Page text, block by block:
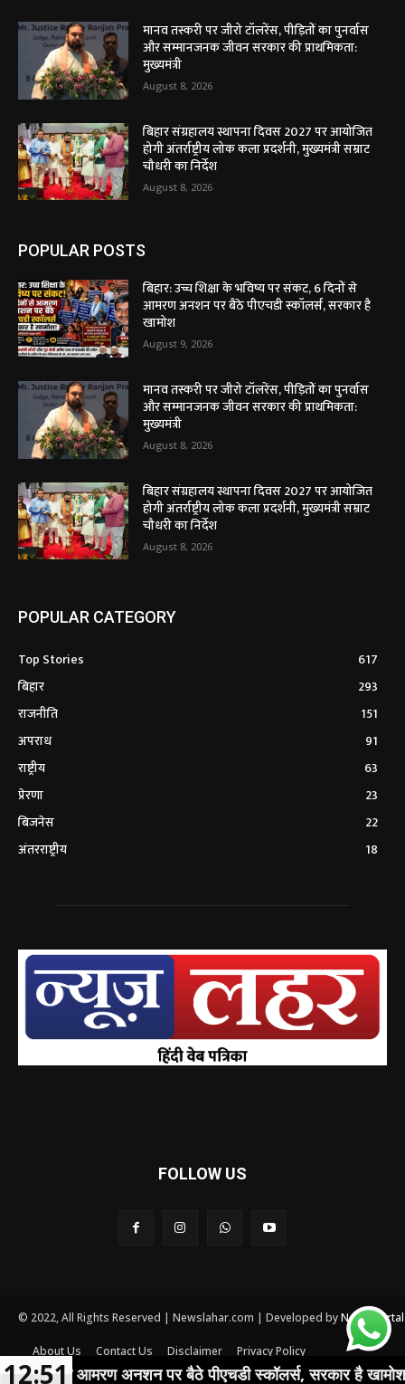
मानव तस्करी पर जीरो टॉलरेंस, पीड़ितों का पुनर्वास
और सम्मानजनक जीवन सरकार की प्राथमिकता:
मुख्यमंत्री
August 8, 2026
बिहार संग्रहालय स्थापना दिवस 2027 पर आयोजित
होगी अंतर्राष्ट्रीय लोक कला प्रदर्शनी, मुख्यमंत्री सम्राट
चौधरी का निर्देश
August 8, 2026
POPULAR POSTS
बिहार: उच्च शिक्षा के भविष्य पर संकट, 6 दिनों से
आमरण अनशन पर बैठे पीएचडी स्कॉलर्स, सरकार है
खामोश
August 9, 2026
मानव तस्करी पर जीरो टॉलरेंस, पीड़ितों का पुनर्वास
और सम्मानजनक जीवन सरकार की प्राथमिकता:
मुख्यमंत्री
August 8, 2026
बिहार संग्रहालय स्थापना दिवस 2027 पर आयोजित
होगी अंतर्राष्ट्रीय लोक कला प्रदर्शनी, मुख्यमंत्री सम्राट
चौधरी का निर्देश
August 8, 2026
POPULAR CATEGORY
Top Stories
617
बिहार
293
राजनीति
151
अपराध
91
राष्ट्रीय
63
प्रेरणा
23
बिजनेस
22
अंतरराष्ट्रीय
18
FOLLOW US
© 2022, All Rights Reserved | Newslahar.com | Developed byNews
About Us Contact Us Disclaimer
Privacy Policy
Terms and conditions
अनशन पर बैठे पीएचडी स्कॉलर्स, सरकार है खामोश
12:51